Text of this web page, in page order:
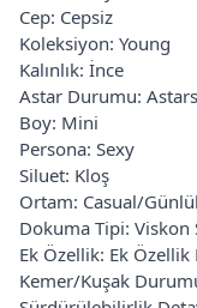
Cep: Cepsiz
Koleksiyon: Young
Kalınlık: İnce
Astar Durumu:
Boy: Mini
Persona: Sexy
Siluet: Kloş
Ortam: Casual/
Dokuma Tipi: Viskon
Ek Özellik: Ek
Kemer/Kuşak